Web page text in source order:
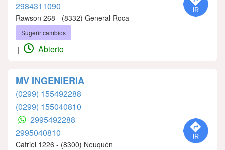
2984311090
Rawson 268 - (8332) General Roca
Sugerir cambios
| Abierto
MV INGENIERIA
(0299) 155492288
(0299) 155040810
2995492288
2995040810
Catriel 1226 - (8300) Neuquén